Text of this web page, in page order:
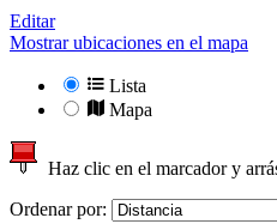
Editar
Mostrar ubicaciones en el mapa
Lista
Mapa
Haz clic en el marcador y
Ordenar por: